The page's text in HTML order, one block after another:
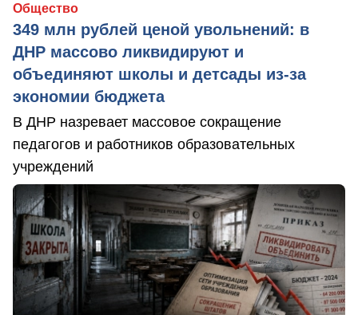
Общество
349 млн рублей ценой увольнений: в
ДНР массово ликвидируют и
объединяют школы и детсады из-за
экономии бюджета
В ДНР назревает массовое сокращение
педагогов и работников образовательных
учреждений